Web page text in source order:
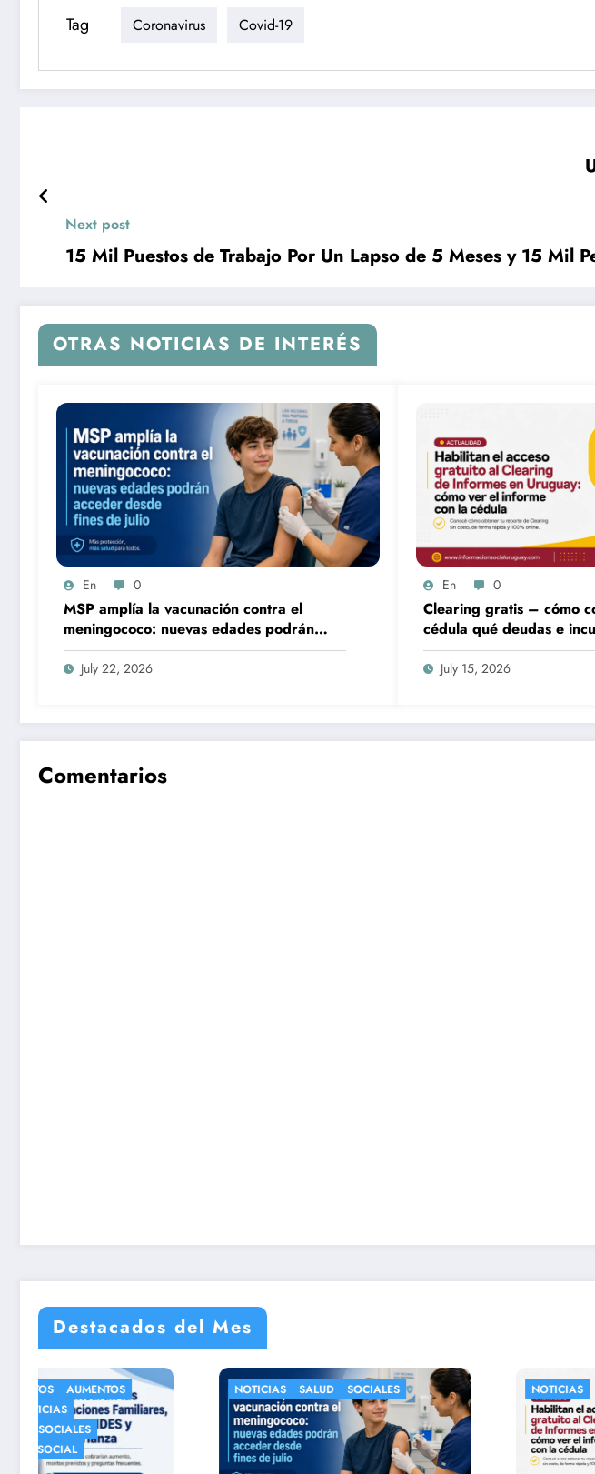
Tag Coronavirus Covid-19
Next post
15 Mil Puestos de Trabajo Por Un Lapso de 5 Meses y 15 Mil
OTRAS NOTICIAS DE INTERÉS
En 0
MSP amplía la vacunación contra el
meningococo: nuevas edades podrán
acceder desde fines de julio
July 22, 2026
En 0
Clearing gratis – cómo
cédula qué deudas e
tenés
July 15, 2026
Comentarios
Destacados del Mes
NOTICIAS SALUD SOCIALES NOTICIAS